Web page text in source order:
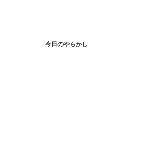
今日のやらかし